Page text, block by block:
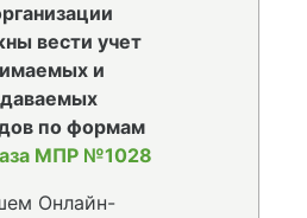
вести учет
и
по формам
МПР №1028
Онлайн-